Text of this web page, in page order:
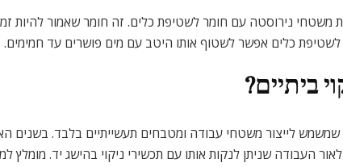
משטחי נירוסטה עם חומר לשטיפת כלים. זה חומר שאמור להיות
כלים אפשר לשטוף אותו היטב עם מים פושרים עד חמימים.
ביתיים?
לייצור משטחי עבודה ומטבחים תעשייתיים בלבד. בשנים
העבודה שניתן לנקות אותו עם תכשירי ניקוי בהישג יד. מומלץ